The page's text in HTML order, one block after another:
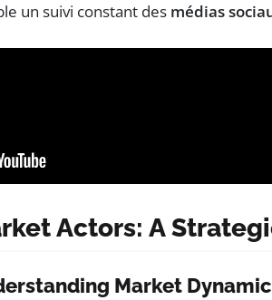
un suivi constant des médias
Actors: A
Market